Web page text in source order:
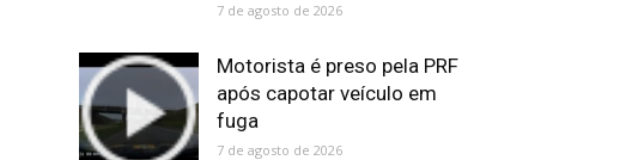
7 de agosto de 2026
Motorista é preso pela PRF
após capotar veículo em
fuga
7 de agosto de 2026